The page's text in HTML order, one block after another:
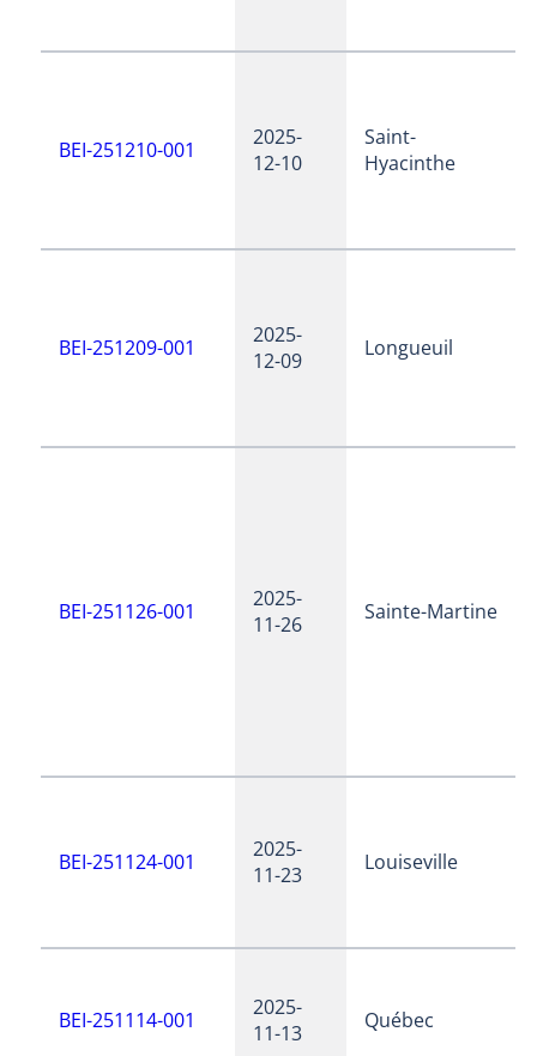
BEI-251210-001
2025-
12-10
Saint-
Hyacinthe
BEI-251209-001
2025-
12-09
Longueuil
BEI-251126-001
2025-
11-26
Sainte-Martine
BEI-251124-001
2025-
11-23
Louiseville
BEI-251114-001
2025-
11-13
Québec